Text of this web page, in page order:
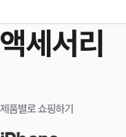
액세서리
제품별로 쇼핑하기